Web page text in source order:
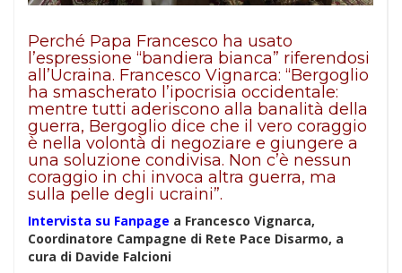
Perché Papa Francesco ha usato
l’espressione “bandiera bianca” riferendosi
all’Ucraina. Francesco Vignarca: “Bergoglio
ha smascherato l’ipocrisia occidentale:
mentre tutti aderiscono alla banalità della
guerra, Bergoglio dice che il vero coraggio
è nella volontà di negoziare e giungere a
una soluzione condivisa. Non c’è nessun
coraggio in chi invoca altra guerra, ma
sulla pelle degli ucraini”.
Intervista su Fanpage a Francesco Vignarca,
Coordinatore Campagne di Rete Pace Disarmo, a
cura di Davide Falcioni